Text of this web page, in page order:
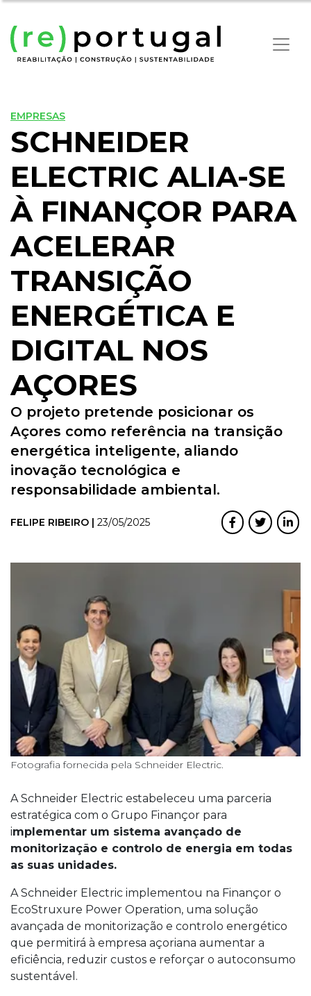
EMPRESAS
SCHNEIDER
ELECTRIC ALIA-SE
À FINANÇOR PARA
ACELERAR
TRANSIÇÃO
ENERGÉTICA E
DIGITAL NOS
AÇORES
O projeto pretende posicionar os
Açores como referência na transição
energética inteligente, aliando
inovação tecnológica e
responsabilidade ambiental.
FELIPE RIBEIRO | 23/05/2025
Fotografia fornecida pela Schneider Electric.
A Schneider Electric estabeleceu uma parceria
estratégica com o Grupo Finançor para
implementar um sistema avançado de
monitorização e controlo de energia em todas
as suas unidades.
A Schneider Electric implementou na Finançor o
EcoStruxure Power Operation, uma solução
avançada de monitorização e controlo energético
que permitirá à empresa açoriana aumentar a
eficiência, reduzir custos e reforçar o autoconsumo
sustentável.